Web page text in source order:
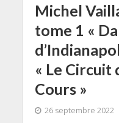
Michel
tome 1 «
« Le Circuit
Cours »
26 septembre 2022